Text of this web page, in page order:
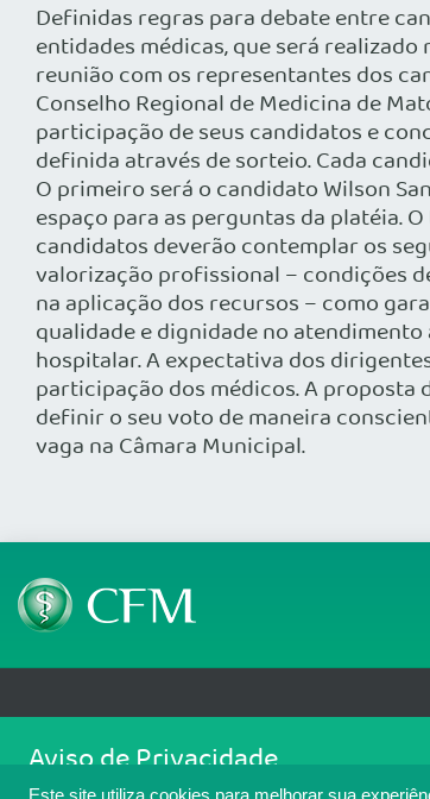
Definidas regras para debate entre
entidades médicas, que será
reunião com os representantes dos
Conselho Regional de Medicina de
participação de seus candidatos e
definida através de sorteio. Cada
O primeiro será o candidato Wilson
espaço para as perguntas da platéia.
candidatos deverão contemplar os
valorização profissional – condições
na aplicação dos recursos – como
qualidade e dignidade no
hospitalar. A expectativa dos
participação dos médicos. A
definir o seu voto de maneira
vaga na Câmara Municipal.
SGAS 616, Conjunto D, Lote 115, L2 Sul, Brasília/DF - CEP:
Copyright 2026 CFM. Todos os direitos reservados.
Aviso de Privacidade
Nós usamos cookies para melhorar sua